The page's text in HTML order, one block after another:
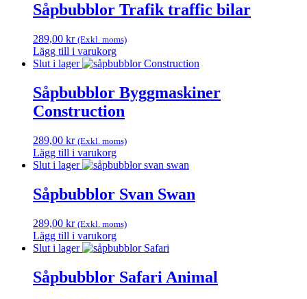
Såpbubblor Trafik traffic bilar
289,00 kr (Exkl. moms)
Lägg till i varukorg
Slut i lager
Såpbubblor Byggmaskiner
Construction
289,00 kr (Exkl. moms)
Lägg till i varukorg
Slut i lager
Såpbubblor Svan Swan
289,00 kr (Exkl. moms)
Lägg till i varukorg
Slut i lager
Såpbubblor Safari Animal